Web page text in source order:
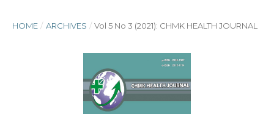
HOME / ARCHIVES / Vol 5 No 3 (2021): CHMK HEALTH JOURNAL